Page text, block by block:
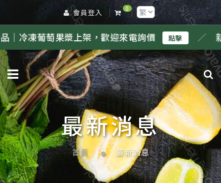
會員登入 0
果漿上架，歡迎來電詢價 點擊 ／新品｜冷凍
最新消息
首頁 最新消息